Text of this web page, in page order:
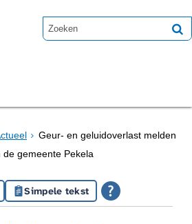
Geur- en geluidoverlast melden
gemeente Pekela
Simpele tekst